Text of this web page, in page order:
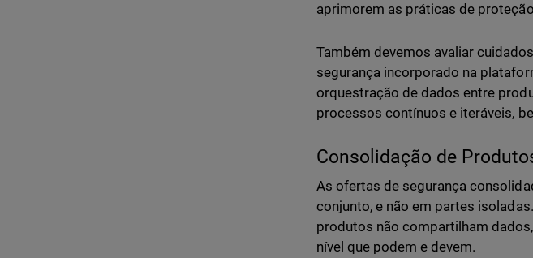
aprimorem as práticas de
Também devemos avaliar
segurança incorporado na
orquestração de dados entre
processos contínuos e iteráveis,
Consolidação de
As ofertas de segurança
conjunto, e não em partes
produtos não compartilham
nível que podem e devem.